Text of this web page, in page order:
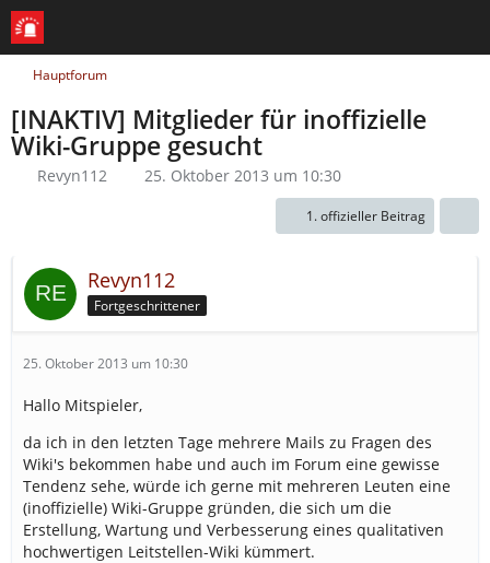
Hauptforum
[INAKTIV] Mitglieder für inoffizielle
Wiki-Gruppe gesucht
Revyn112 25. Oktober 2013 um 10:30
1. offizieller Beitrag
Revyn112
Fortgeschrittener
25. Oktober 2013 um 10:30
Hallo Mitspieler,
da ich in den letzten Tage mehrere Mails zu Fragen des
Wiki's bekommen habe und auch im Forum eine gewisse
Tendenz sehe, würde ich gerne mit mehreren Leuten eine
(inoffizielle) Wiki-Gruppe gründen, die sich um die
Erstellung, Wartung und Verbesserung eines qualitativen
hochwertigen Leitstellen-Wiki kümmert.